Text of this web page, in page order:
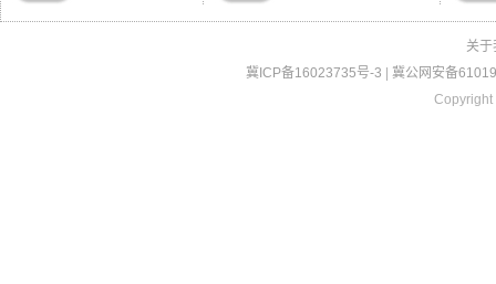
关于
冀ICP备16023735号-3
冀公网安备